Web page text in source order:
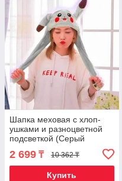
Шапка меховая с хлоп-
ушками и разноцветной
подсветкой (Серый
Пикачу)
2 699 ₸ 10 362 ₸
Купить